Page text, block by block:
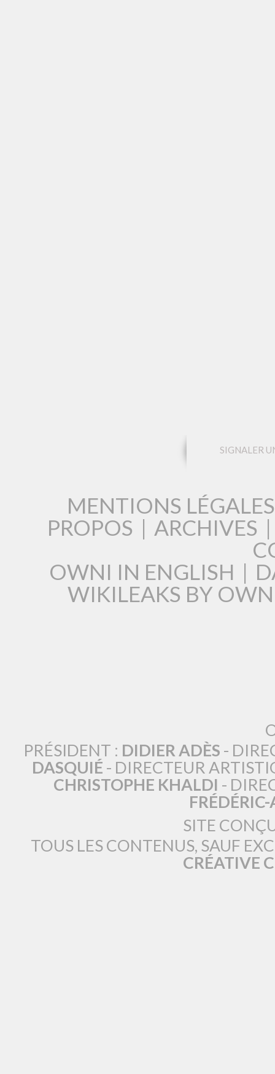
SIGNALER
MENTIONS LÉGALES
PROPOS | ARCHIVES |
OWNI IN ENGLISH |
WIKILEAKS BY
PRÉSIDENT : DIDIER ADÈS -
DASQUIÉ - DIRECTEUR
CHRISTOPHE KHALDI -
SITE
TOUS LES CONTENUS, SAUF
CRÉATIVE